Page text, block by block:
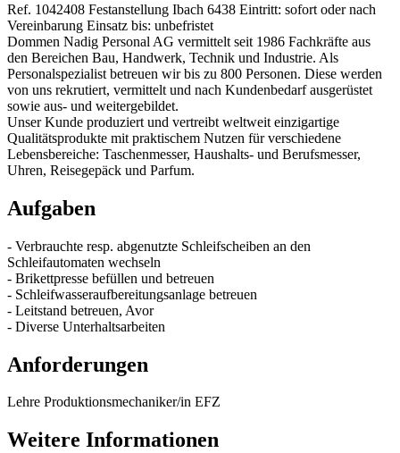
Ref. 1042408 Festanstellung Ibach 6438 Eintritt: sofort oder nach
Vereinbarung Einsatz bis: unbefristet
Dommen Nadig Personal AG vermittelt seit 1986 Fachkräfte aus
den Bereichen Bau, Handwerk, Technik und Industrie. Als
Personalspezialist betreuen wir bis zu 800 Personen. Diese werden
von uns rekrutiert, vermittelt und nach Kundenbedarf ausgerüstet
sowie aus- und weitergebildet.
Unser Kunde produziert und vertreibt weltweit einzigartige
Qualitätsprodukte mit praktischem Nutzen für verschiedene
Lebensbereiche: Taschenmesser, Haushalts- und Berufsmesser,
Uhren, Reisegepäck und Parfum.
Aufgaben
- Verbrauchte resp. abgenutzte Schleifscheiben an den
Schleifautomaten wechseln
- Brikettpresse befüllen und betreuen
- Schleifwasseraufbereitungsanlage betreuen
- Leitstand betreuen, Avor
- Diverse Unterhaltsarbeiten
Anforderungen
Lehre Produktionsmechaniker/in EFZ
Weitere Informationen